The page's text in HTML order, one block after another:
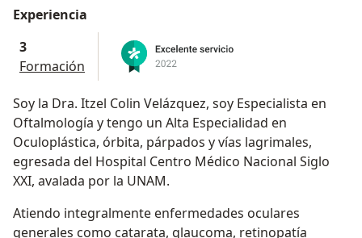
Experiencia
3
Formación
Soy la Dra. Itzel Colin Velázquez, soy Especialista en
Oftalmología y tengo un Alta Especialidad en
Oculoplástica, órbita, párpados y vías lagrimales,
egresada del Hospital Centro Médico Nacional Siglo
XXI, avalada por la UNAM.
Atiendo integralmente enfermedades oculares
generales como catarata, glaucoma, retinopatía